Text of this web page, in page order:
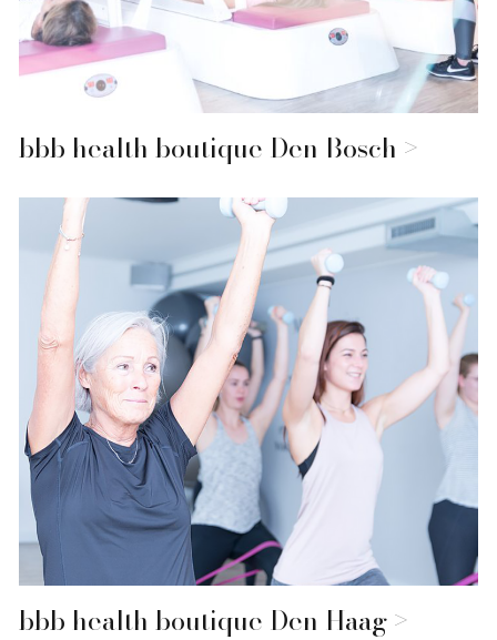
bbb health boutique Den Bosch
bbb health boutique Den Haag